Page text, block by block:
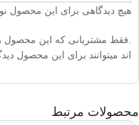
هیچ دیدگاهی برای این محصول
.فقط مشتریانی که این محصول
اند میتوانند برای این محصول
محصولات مرتبط